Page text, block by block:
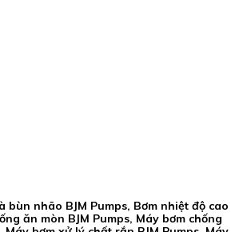
bùn nhão BJM Pumps, Bơm nhiệt độ cao
ăn mòn BJM Pumps, Máy bơm chống